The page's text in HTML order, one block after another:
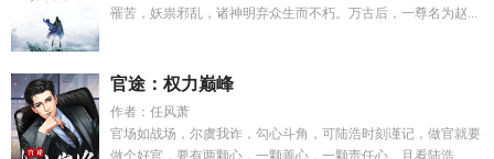
罹苦，妖祟邪乱，诸神明弃众生而不朽。万古后，一尊名为赵...
官途：权力巅峰
作者：任风萧
官场如战场，尔虞我诈，勾心斗角，可陆浩时刻谨记，做官就要
做个好官，要有两颗心，一颗善心，一颗责任心。且看陆浩...